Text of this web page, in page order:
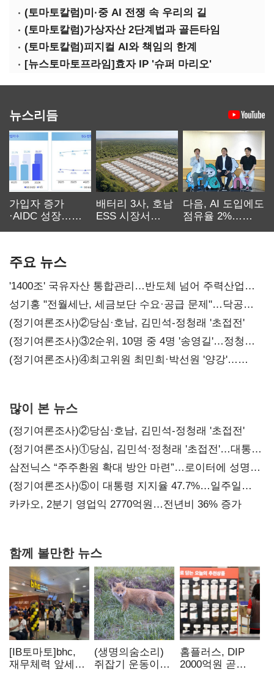
(토마토칼럼)미·중 AI 전쟁 속 우리의 길
(토마토칼럼)가상자산 2단계법과 골든타임
(토마토칼럼)피지컬 AI와 책임의 한계
[뉴스토마토프라임]효자 IP '슈퍼 마리오'
뉴스리듬
가입자 증가
·AIDC 성장…
배터리 3사, 호남
ESS 시장서
다음, AI 도입에도
점유율 2%…
주요 뉴스
'1400조' 국유자산 통합관리…반도체 넘어 주력산업
구조혁신
성기홍 "전월세난, 세금보단 수요·공급 문제"…닥공
시사
(정기여론조사)②당심·호남, 김민석-정청래 '초접전'
(정기여론조사)③2순위, 10명 중 4명 '송영길'…정청래
'한 자릿수'
(정기여론조사)④최고위원 최민희·박선원 '양강'…
많이 본 뉴스
(정기여론조사)②당심·호남, 김민석-정청래 '초접전'
(정기여론조사)①당심, 김민석·정청래 '초접전'…대통령
지지도 '50% 아래로'(종합)
삼전닉스 “주주환원 확대 방안 마련”…로이터에 성명
보내
(정기여론조사)⑤이 대통령 지지율 47.7%…일주일
만에 다시 40%대
카카오, 2분기 영업익 2770억원…전년비 36% 증가
함께 볼만한 뉴스
[IB토마토]bhc,
재무체력 앞세워
(생명의숨소리)
쥐잡기 운동이
홈플러스, DIP
2000억원 곧